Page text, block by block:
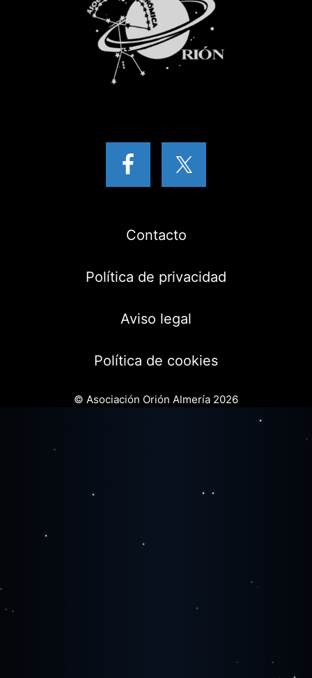
Contacto
Política de privacidad
Aviso legal
Política de cookies
© Asociación Orión Almería 2026